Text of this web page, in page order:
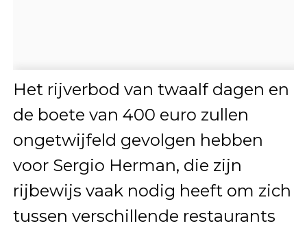
Het rijverbod van twaalf dagen en
de boete van 400 euro zullen
ongetwijfeld gevolgen hebben
voor Sergio Herman, die zijn
rijbewijs vaak nodig heeft om zich
tussen verschillende restaurants